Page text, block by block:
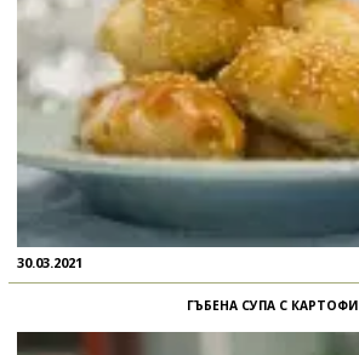
30.03.2021
ГЪБЕНА СУПА С КАРТОФИ